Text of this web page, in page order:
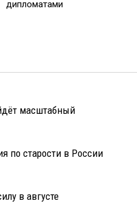
дипломатами
масштабный
по старости в России
в августе